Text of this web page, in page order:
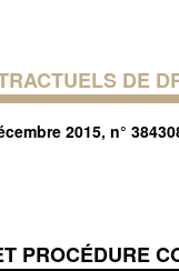
DE
2015, n°
PROCÉDURE